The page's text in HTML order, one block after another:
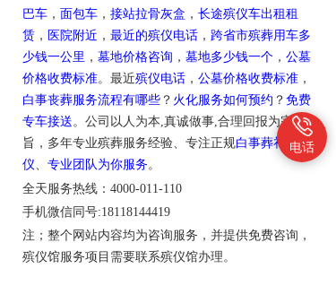
巴车 ， 面包车 ， 接站拉骨灰盒 ， 长途殡仪车出租租
赁 ， 医院附近 ， 最近的殡仪电话 ， 跨省市殡葬用车多
少钱一公里 ， 墓地价格咨询 ， 墓地多少钱一个 ， 公墓
价格收费标准。最近殡仪电话 ， 公墓价格收费标准 ，
白事丧葬服务流程有哪些 ？ 火化服务如何预约 ？ 免费
专车接送 。公司以人为本,真诚做事,合理回报为宗
旨，多年专业殡葬服务经验、专注正规白事葬礼礼
仪
专业团队为你服务 。
全天服务热线 ：4000-011-110
手机微信同号:18118144419
注； 整个网站内容均为咨询服务，并提供免费咨询，
殡仪馆服务项目需要联系殡仪馆办理 。
电话